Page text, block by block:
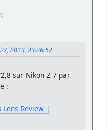
2023, 23:26:52
sur Nikon Z 7 par
:
Review |